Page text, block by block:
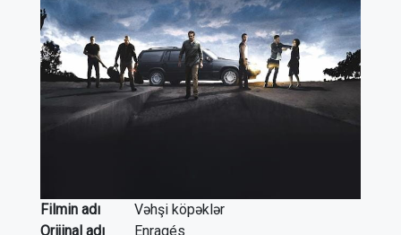
Filmin adı
Vəhşi köpəklər
Orijinal adı
Enragés